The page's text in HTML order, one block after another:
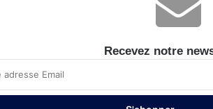
Recevez notre